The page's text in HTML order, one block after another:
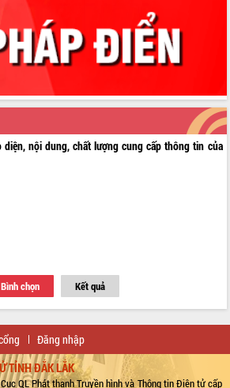
diện, nội dung, chất lượng cung cấp thông tin của
Bình chọn Kết quả
Đăng nhập
TỈNH ĐẮK LẮK
QL Phát thanh Truyền hình và Thông tin Điện tử cấp